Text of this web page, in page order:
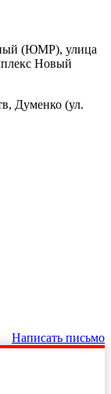
(ЮМР), улица
Новый
Думенко (ул.
Написать письмо